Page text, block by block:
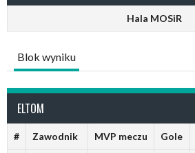
Hala MOSiR
Blok wyniku
ELTOM
# Zawodnik MVP meczu Gole